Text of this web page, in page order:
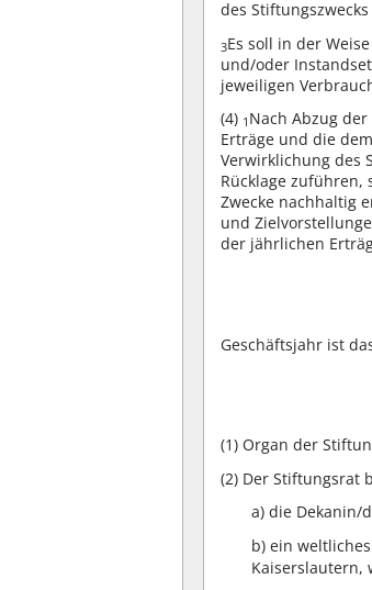
des
3Es soll in der
und/oder
jeweiligen
(4) 1 Nach Abzug
Erträge und die
Verwirklichung des
Rücklage
Zwecke nachhaltig
und
der jährlichen
Geschäftsjahr ist
(1) Organ der
(2) Der Stiftungsrat
a) die Dekanin/
b) ein
Kaiserslautern,